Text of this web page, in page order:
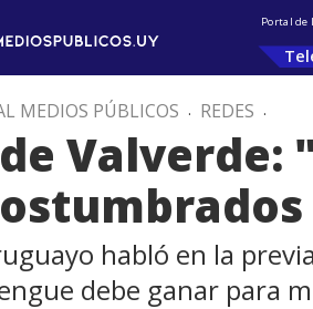
Portal de
MEDIOS PÚBLICOS . REDES .
Valverde:
habló en la
debe ganar para